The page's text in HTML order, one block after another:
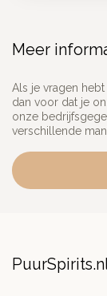
Meer
Als je vragen
dan voor dat je
onze
verschillende